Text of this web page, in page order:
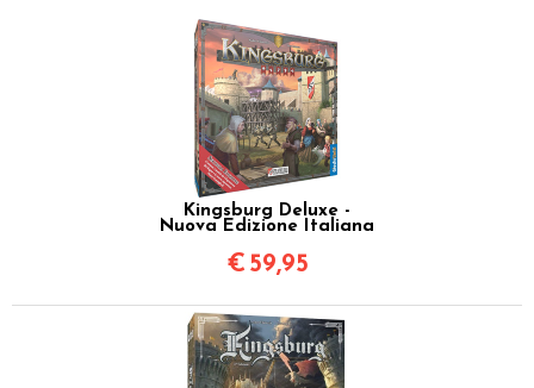
Kingsburg Deluxe -
Nuova Edizione Italiana
€ 59,95